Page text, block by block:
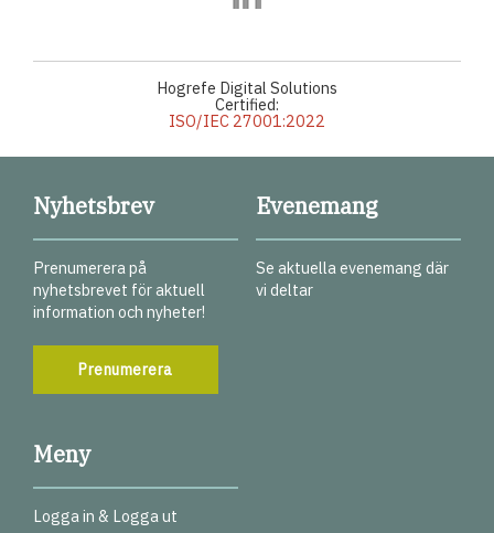
Hogrefe Digital Solutions
Certified:
ISO/IEC 27001:2022
Nyhetsbrev
Prenumerera på
nyhetsbrevet för aktuell
information och nyheter!
Prenumerera
Evenemang
Se aktuella evenemang där
vi deltar
Meny
Logga in & Logga ut